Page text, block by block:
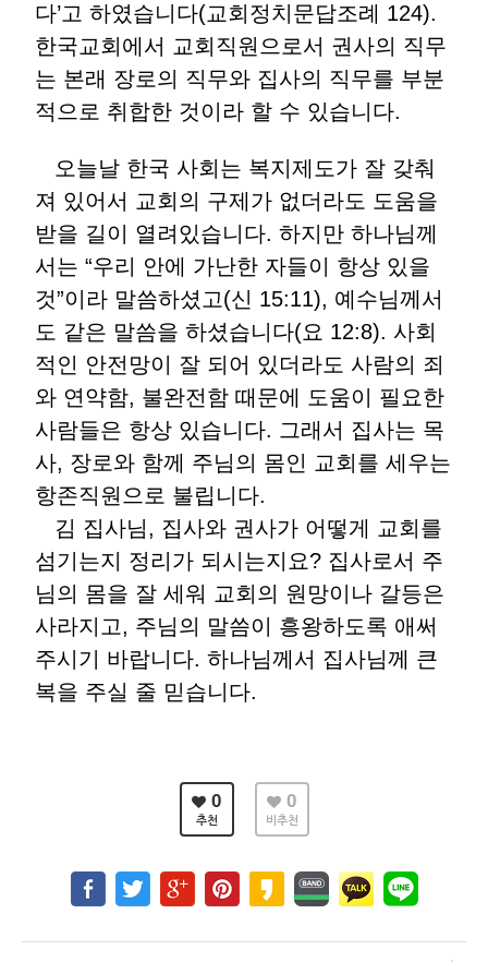
다’고 하였습니다(교회정치문답조례 124).
한국교회에서 교회직원으로서 권사의 직무
는 본래 장로의 직무와 집사의 직무를 부분
적으로 취합한 것이라 할 수 있습니다.
오늘날 한국 사회는 복지제도가 잘 갖춰
져 있어서 교회의 구제가 없더라도 도움을
받을 길이 열려있습니다. 하지만 하나님께
서는 “우리 안에 가난한 자들이 항상 있을
것”이라 말씀하셨고(신 15:11), 예수님께서
도 같은 말씀을 하셨습니다(요 12:8). 사회
적인 안전망이 잘 되어 있더라도 사람의 죄
와 연약함, 불완전함 때문에 도움이 필요한
사람들은 항상 있습니다. 그래서 집사는 목
사, 장로와 함께 주님의 몸인 교회를 세우는
항존직원으로 불립니다.
김 집사님, 집사와 권사가 어떻게 교회를
섬기는지 정리가 되시는지요? 집사로서 주
님의 몸을 잘 세워 교회의 원망이나 갈등은
사라지고, 주님의 말씀이 흥왕하도록 애써
주시기 바랍니다. 하나님께서 집사님께 큰
복을 주실 줄 믿습니다.
0
추천
0
비추천